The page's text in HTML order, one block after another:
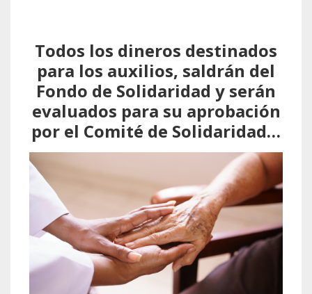
Todos los dineros destinados
para los auxilios, saldrán del
Fondo de Solidaridad y serán
evaluados para su aprobación
por el Comité de Solidaridad…